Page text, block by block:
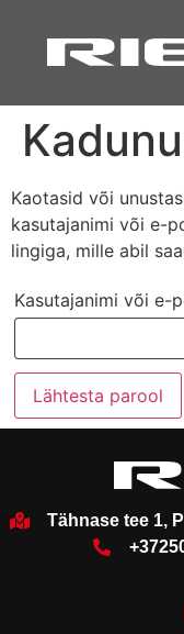
rattad
Kaotasid või
kasutajanimi või e-
lingiga, mille abil
Kasutajanimi või e-
Lähtesta parool
Tähnase tee 1,